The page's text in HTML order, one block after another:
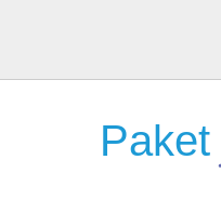
Paket